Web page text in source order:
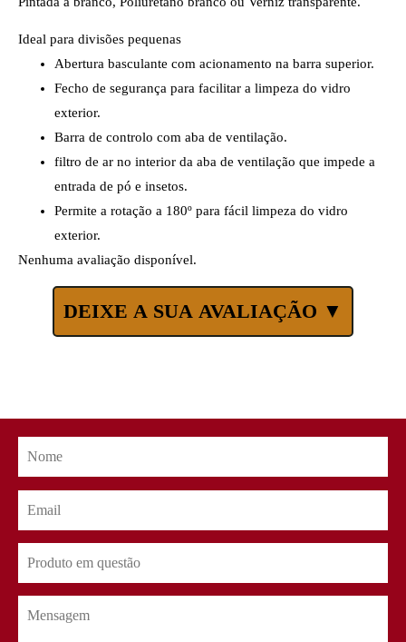
Ideal para divisões pequenas
Abertura basculante com acionamento na barra superior.
Fecho de segurança para facilitar a limpeza do vidro
exterior.
Barra de controlo com aba de ventilação.
filtro de ar no interior da aba de ventilação que impede a
entrada de pó e insetos.
Permite a rotação a 180º para fácil limpeza do vidro
exterior.
Nenhuma avaliação disponível.
DEIXE A SUA AVALIAÇÃO ▼